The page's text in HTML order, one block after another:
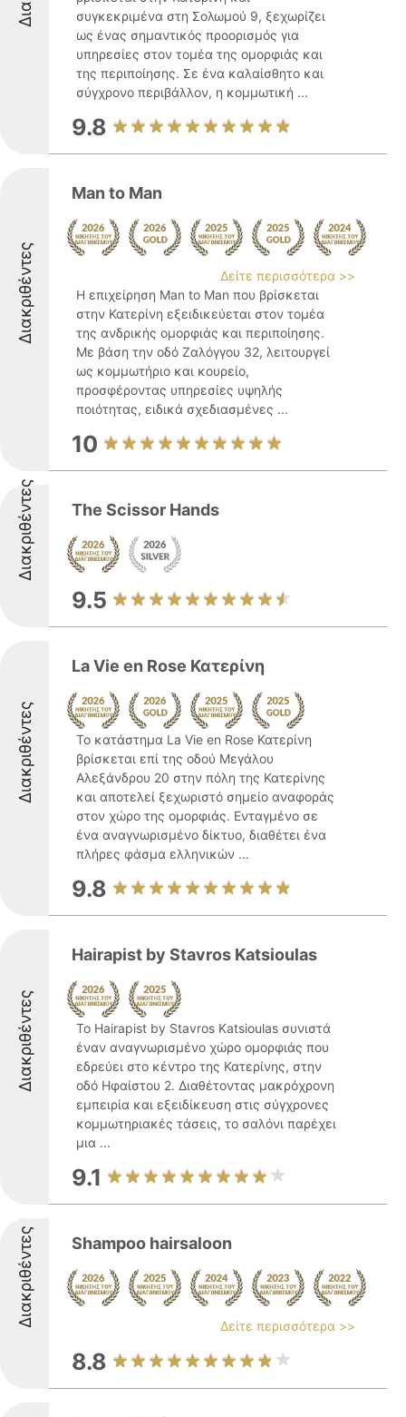
συγκεκριμένα στη Σολωμού 9, ξεχωρίζει
ως ένας σημαντικός προορισμός για
υπηρεσίες στον τομέα της ομορφιάς και
της περιποίησης. Σε ένα καλαίσθητο και
σύγχρονο περιβάλλον, η κομμωτική ...
9.8
Διακριθέντες
Man to Man
Δείτε περισσότερα >>
Η επιχείρηση Man to Man που βρίσκεται
στην Κατερίνη εξειδικεύεται στον τομέα
της ανδρικής ομορφιάς και περιποίησης.
Με βάση την οδό Ζαλόγγου 32, λειτουργεί
ως κομμωτήριο και κουρείο,
προσφέροντας υπηρεσίες υψηλής
ποιότητας, ειδικά σχεδιασμένες ...
10
Διακριθέντες The Scissor Hands
9.5
Διακριθέντες
La Vie en Rose Κατερίνη
Το κατάστημα La Vie en Rose Κατερίνη
βρίσκεται επί της οδού Μεγάλου
Αλεξάνδρου 20 στην πόλη της Κατερίνης
και αποτελεί ξεχωριστό σημείο αναφοράς
στον χώρο της ομορφιάς. Ενταγμένο σε
ένα αναγνωρισμένο δίκτυο, διαθέτει ένα
πλήρες φάσμα ελληνικών ...
9.8
Διακριθέντες
Hairapist by Stavros Katsioulas
Το Hairapist by Stavros Katsioulas συνιστά
έναν αναγνωρισμένο χώρο ομορφιάς που
εδρεύει στο κέντρο της Κατερίνης, στην
οδό Ηφαίστου 2. Διαθέτοντας μακρόχρονη
εμπειρία και εξειδίκευση στις σύγχρονες
κομμωτηριακές τάσεις, το σαλόνι παρέχει
μια ...
9.1
Διακριθέντες Shampoo hairsaloon
Δείτε περισσότερα >>
8.8